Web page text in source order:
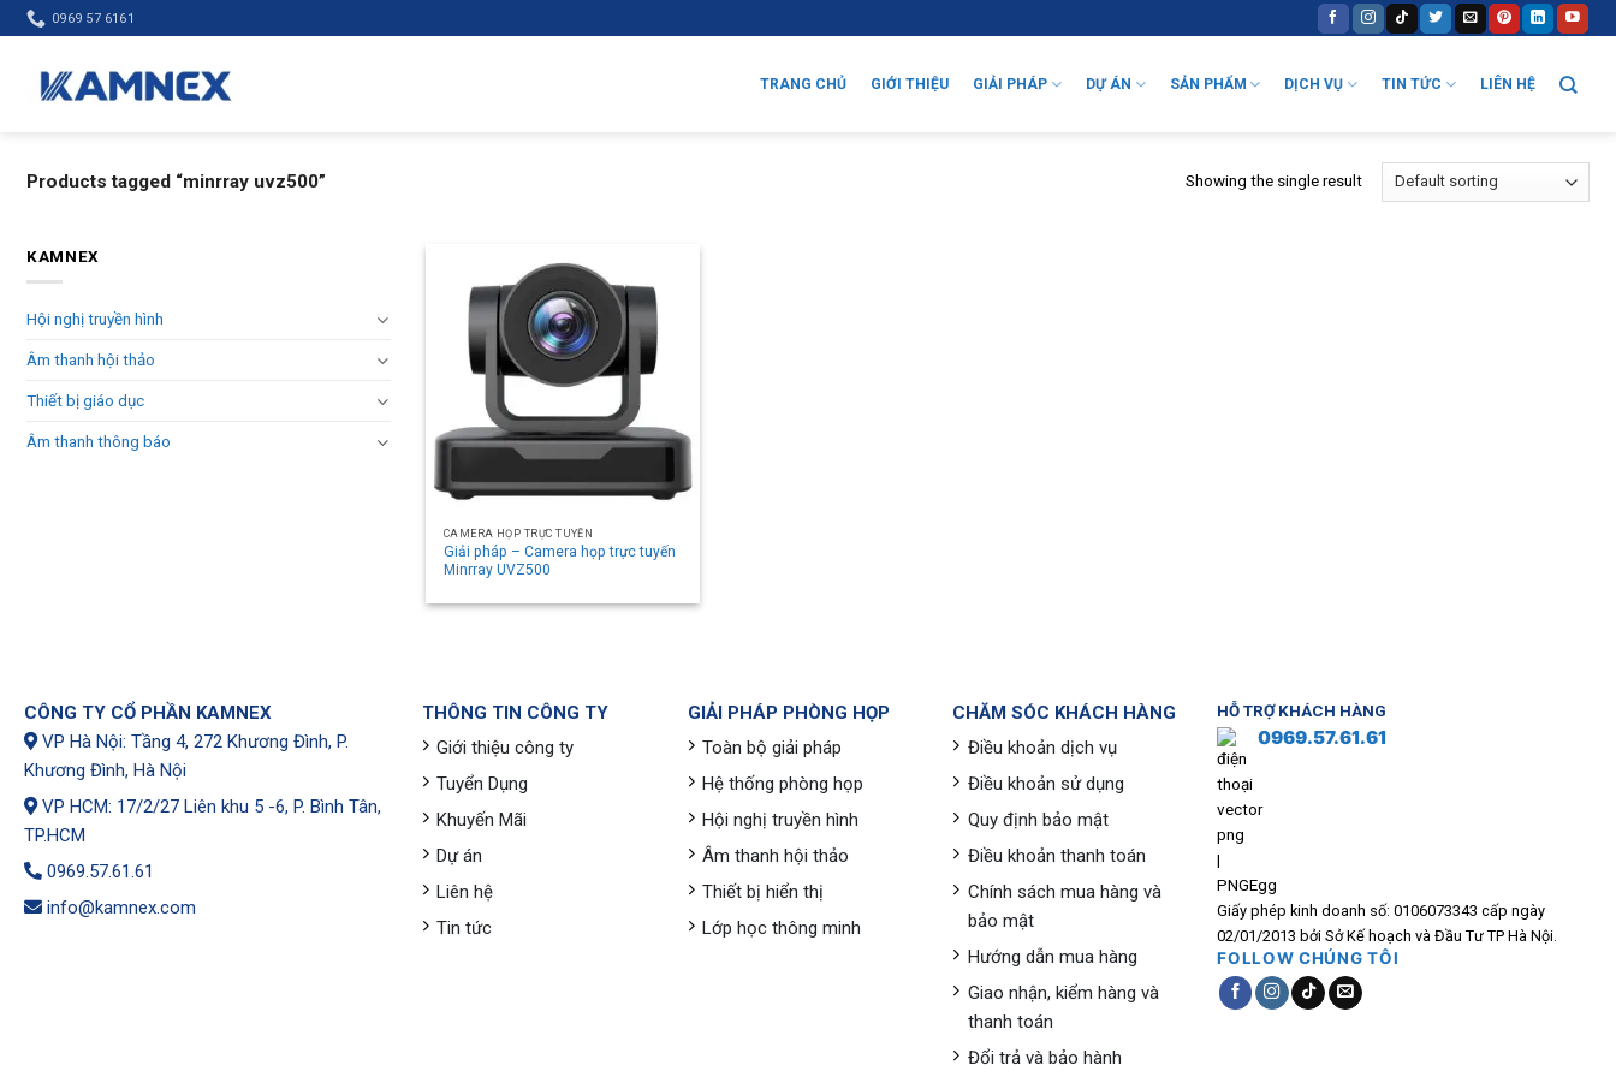
Skip
to
0969 57 6161
TRANG CHỦ GIỚI THIỆU GIẢI PHÁP DỰ ÁN SẢN PHẨM DỊCH VỤ TIN TỨC LIÊN HỆ
Products tagged “minrray uvz500” Showing the single result
KAMNEX
Hội nghị truyền hình
Âm thanh hội thảo
Thiết bị giáo dục
Âm thanh thông báo
CAMERA HỌP TRỰC TUYẾN
Giải pháp – Camera họp trực tuyến
Minrray UVZ500
CÔNG TY CỔ PHẦN KAMNEX
VP Hà Nội: Tầng 4, 272 Khương Đình, P.
Khương Đình, Hà Nội
VP HCM: 17/2/27 Liên khu 5 -6, P. Bình Tân,
TP.HCM
0969.57.61.61
info@kamnex.com
THÔNG TIN CÔNG TY
Giới thiệu công ty
Tuyển Dụng
Khuyến Mãi
Dự án
Liên hệ
Tin tức
GIẢI PHÁP PHÒNG HỌP
Toàn bộ giải pháp
Hệ thống phòng họp
Hội nghị truyền hình
Âm thanh hội thảo
Thiết bị hiển thị
Lớp học thông minh
CHĂM SÓC KHÁCH HÀNG
Điều khoản dịch vụ
Điều khoản sử dụng
Quy định bảo mật
Điều khoản thanh toán
Chính sách mua hàng và
bảo mật
Hướng dẫn mua hàng
Giao nhận, kiểm hàng và
thanh toán
Đổi trả và bảo hành
HỖ TRỢ KHÁCH HÀNG
0969.57.61.61
Giấy phép kinh doanh số: 0106073343 cấp ngày
02/01/2013 bởi Sở Kế hoạch và Đầu Tư TP Hà Nội.
FOLLOW CHÚNG TÔI